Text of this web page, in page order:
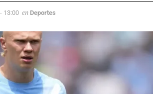
13:00 en Deportes